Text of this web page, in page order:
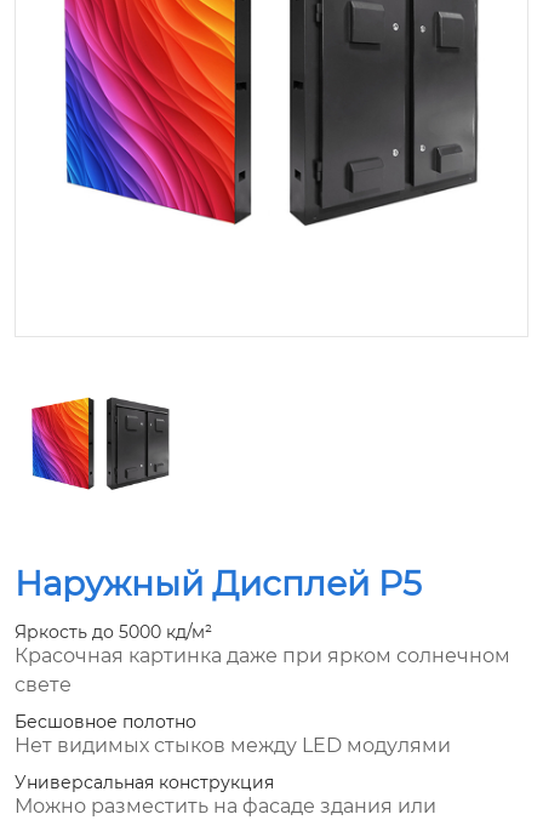
Наружный Дисплей P5
Яркость до 5000 кд/м²
Красочная картинка даже при ярком солнечном
свете
Бесшовное полотно
Нет видимых стыков между LED модулями
Универсальная конструкция
Можно разместить на фасаде здания или